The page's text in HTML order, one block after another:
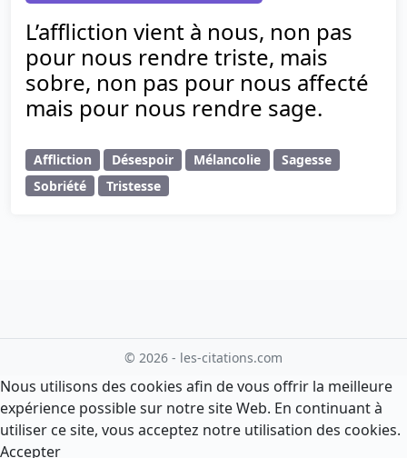
L’affliction vient à nous, non pas
pour nous rendre triste, mais
sobre, non pas pour nous affecté
mais pour nous rendre sage.
Affliction Désespoir Mélancolie
Sagesse
Sobriété
Tristesse
© 2026 - les-citations.com
Nous utilisons des cookies afin de vous offrir la meilleure
expérience possible sur notre site Web. En continuant à
utiliser ce site, vous acceptez notre utilisation des cookies.
Accepter